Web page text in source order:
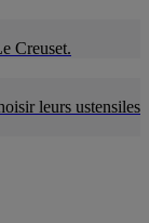
Creuset.
leurs ustensiles